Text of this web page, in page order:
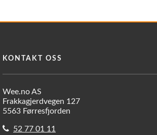
KONTAKT OSS
Wee.no AS
Frakkagjerdvegen 127
5563 Førresfjorden
52 77 01 11